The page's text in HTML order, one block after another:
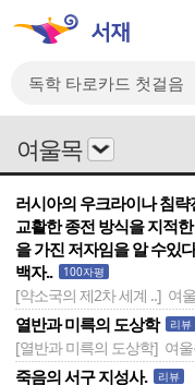
여울목
러시아의 우크라이나 침
교활한 종전 방식을 지적
을 가진 저자임을 알 수있
백자..
100자평
[약소국의 제2차 세계 ..] 여
열반과 미륵의 도상학 리뷰
[열반과 미륵의 도상학] 여
죽음의 서구 지성사. 리뷰